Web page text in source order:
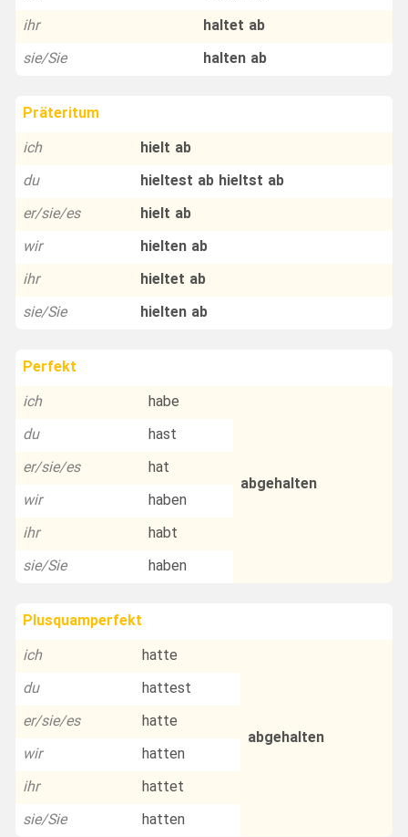
ihr
haltet ab
sie/Sie
halten ab
Präteritum
ich
hielt ab
du
hieltest ab hieltst ab
er/sie/es
hielt ab
wir
hielten ab
ihr
hieltet ab
sie/Sie
hielten ab
Perfekt
ich
habe
abgehalten
du
hast
er/sie/es
hat
wir
haben
ihr
habt
sie/Sie
haben
Plusquamperfekt
ich
hatte
abgehalten
du
hattest
er/sie/es
hatte
wir
hatten
ihr
hattet
sie/Sie
hatten